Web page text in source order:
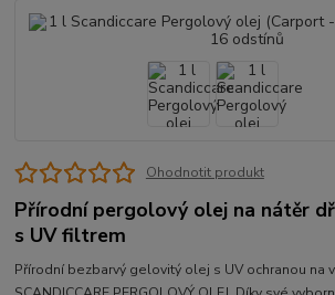
Ohodnotit produkt
Přírodní pergolový olej na nátěr
s UV filtrem
Přírodní bezbarvý gelovitý olej s UV ochranou na